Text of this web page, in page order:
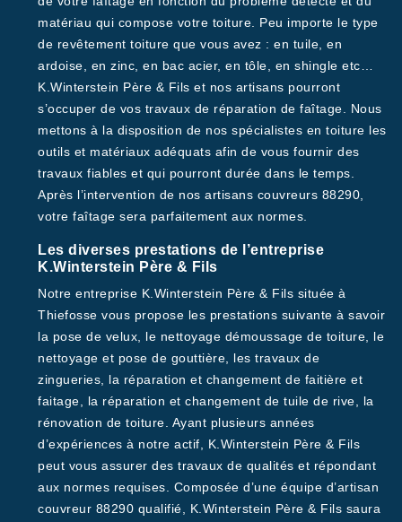
matériau qui compose votre toiture. Peu importe le type
de revêtement toiture que vous avez : en tuile, en
ardoise, en zinc, en bac acier, en tôle, en shingle etc…
K.Winterstein Père & Fils et nos artisans pourront
s’occuper de vos travaux de réparation de faîtage. Nous
mettons à la disposition de nos spécialistes en toiture les
outils et matériaux adéquats afin de vous fournir des
travaux fiables et qui pourront durée dans le temps.
Après l’intervention de nos artisans couvreurs 88290,
votre faîtage sera parfaitement aux normes.
Les diverses prestations de l’entreprise
K.Winterstein Père & Fils
Notre entreprise K.Winterstein Père & Fils située à
Thiefosse vous propose les prestations suivante à savoir
la pose de velux, le nettoyage démoussage de toiture, le
nettoyage et pose de gouttière, les travaux de
zingueries, la réparation et changement de faitière et
faitage, la réparation et changement de tuile de rive, la
rénovation de toiture. Ayant plusieurs années
d’expériences à notre actif, K.Winterstein Père & Fils
peut vous assurer des travaux de qualités et répondant
aux normes requises. Composée d’une équipe d’artisan
couvreur 88290 qualifié, K.Winterstein Père & Fils saura